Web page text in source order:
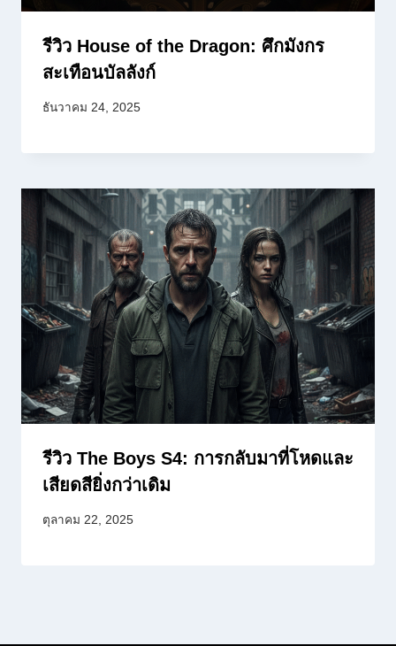
รีวิว House of the Dragon: ศึกมังกร
สะเทือนบัลลังก์
ธันวาคม 24, 2025
รีวิว The Boys S4: การกลับมาที่โหดและ
เสียดสียิ่งกว่าเดิม
ตุลาคม 22, 2025